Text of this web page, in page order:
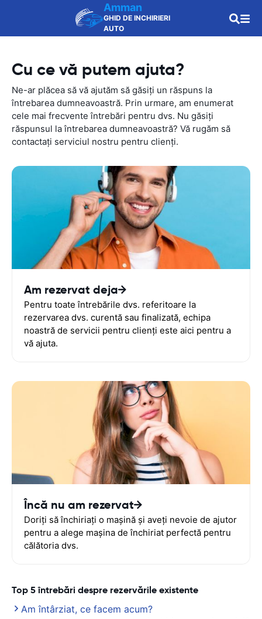
Amman
GHID DE INCHIRIERI
AUTO
Cu ce vă putem ajuta?
Ne-ar plăcea să vă ajutăm să găsiți un răspuns la
întrebarea dumneavoastră. Prin urmare, am enumerat
cele mai frecvente întrebări pentru dvs. Nu găsiți
răspunsul la întrebarea dumneavoastră? Vă rugăm să
contactați serviciul nostru pentru clienți.
Am rezervat deja
Pentru toate întrebările dvs. referitoare la
rezervarea dvs. curentă sau finalizată, echipa
noastră de servicii pentru clienți este aici pentru a
vă ajuta.
Încă nu am rezervat
Doriți să închiriați o mașină și aveți nevoie de ajutor
pentru a alege mașina de închiriat perfectă pentru
călătoria dvs.
Top 5 întrebări despre rezervările existente
Am întârziat, ce facem acum?